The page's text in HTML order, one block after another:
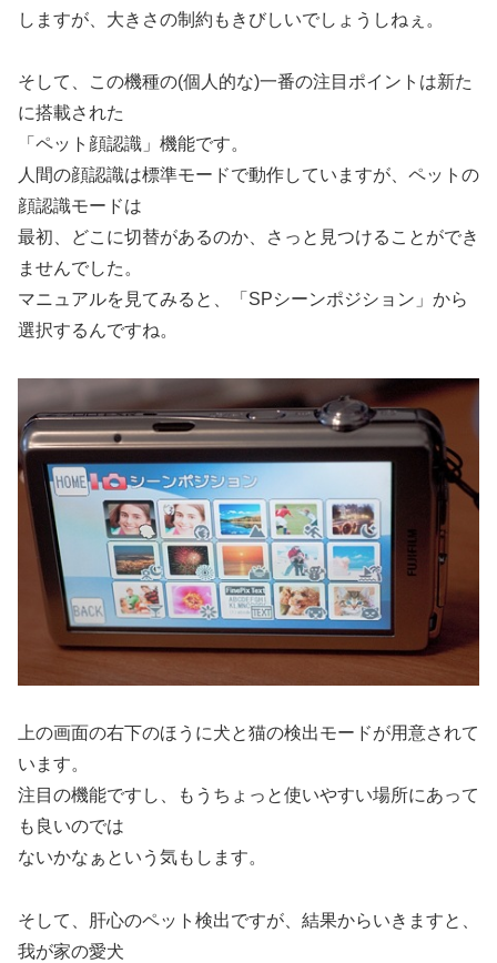
しますが、大きさの制約もきびしいでしょうしねぇ。
そして、この機種の(個人的な)一番の注目ポイントは新た
に搭載された
「ペット顔認識」機能です。
人間の顔認識は標準モードで動作していますが、ペットの
顔認識モードは
最初、どこに切替があるのか、さっと見つけることができ
ませんでした。
マニュアルを見てみると、「SPシーンポジション」から
選択するんですね。
上の画面の右下のほうに犬と猫の検出モードが用意されて
います。
注目の機能ですし、もうちょっと使いやすい場所にあって
も良いのでは
ないかなぁという気もします。
そして、肝心のペット検出ですが、結果からいきますと、
我が家の愛犬